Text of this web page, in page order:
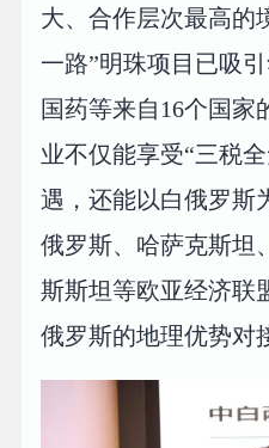
大、合作层次最高的
一路”明珠项目已吸
国药等来自16个国家
业不仅能享受“三税
遇，还能以白俄罗斯
俄罗斯、哈萨克斯坦
斯斯坦等欧亚经济联
俄罗斯的地理优势对